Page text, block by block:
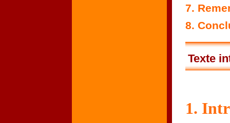
7.
8.
Texte
1.